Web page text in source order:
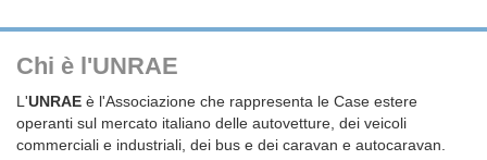
Chi è l'UNRAE
L'UNRAE è l'Associazione che rappresenta le Case estere
operanti sul mercato italiano delle autovetture, dei veicoli
commerciali e industriali, dei bus e dei caravan e autocaravan.